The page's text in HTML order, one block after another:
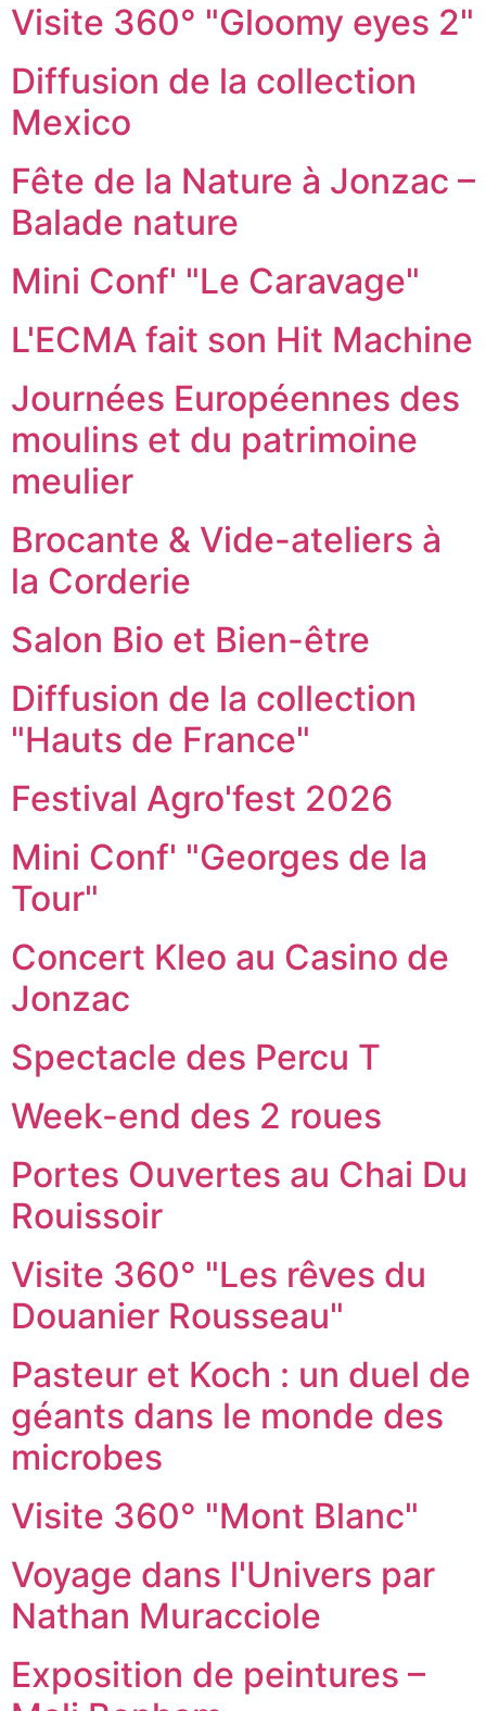
Visite 360° "Gloomy eyes 2"
Diffusion de la collection
Mexico
Fête de la Nature à Jonzac –
Balade nature
Mini Conf' "Le Caravage"
L'ECMA fait son Hit Machine
Journées Européennes des
moulins et du patrimoine
meulier
Brocante & Vide-ateliers à
la Corderie
Salon Bio et Bien-être
Diffusion de la collection
"Hauts de France"
Festival Agro'fest 2026
Mini Conf' "Georges de la
Tour"
Concert Kleo au Casino de
Jonzac
Spectacle des Percu T
Week-end des 2 roues
Portes Ouvertes au Chai Du
Rouissoir
Visite 360° "Les rêves du
Douanier Rousseau"
Pasteur et Koch : un duel de
géants dans le monde des
microbes
Visite 360° "Mont Blanc"
Voyage dans l'Univers par
Nathan Muracciole
Exposition de peintures –